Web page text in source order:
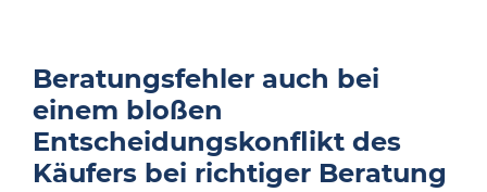
Beratungsfehler auch bei
einem bloßen
Entscheidungskonflikt des
Käufers bei richtiger Beratung